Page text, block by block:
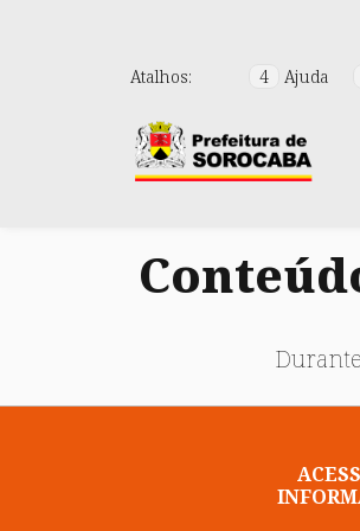
Atalhos: 4 Ajuda